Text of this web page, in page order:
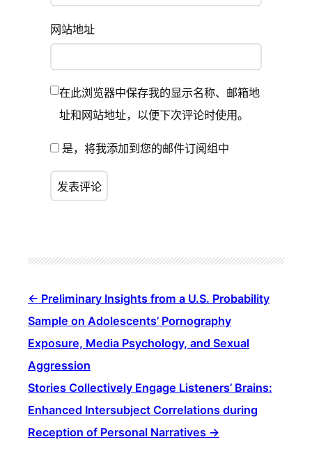
网站地址
在此浏览器中保存我的显示名称、邮箱地
址和网站地址，以便下次评论时使用。
是，将我添加到您的邮件订阅组中
Preliminary Insights from a U.S. Probability
Sample on Adolescents’ Pornography
Exposure, Media Psychology, and Sexual
Aggression
Stories Collectively Engage Listeners’ Brains:
Enhanced Intersubject Correlations during
Reception of Personal Narratives